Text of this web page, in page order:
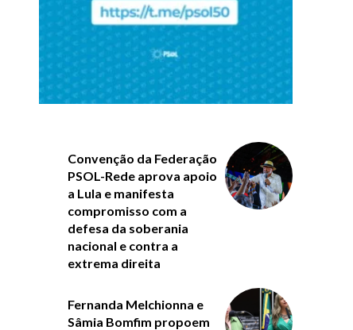
Convenção da Federação
PSOL-Rede aprova apoio
a Lula e manifesta
compromisso com a
defesa da soberania
nacional e contra a
extrema direita
Fernanda Melchionna e
Sâmia Bomfim propoem